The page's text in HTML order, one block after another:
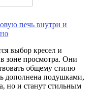
печь внутри и
выбор кресел и
зоне просмотра. Они
общему стилю
дополнена подушками,
но и станут стильным